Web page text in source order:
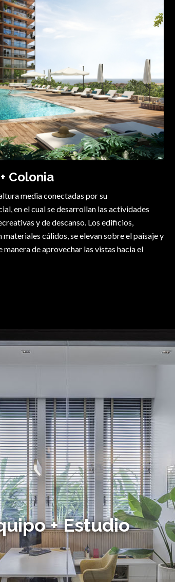
Colonia
media conectadas por su
en el cual se desarrollan las actividades
y de descanso. Los edificios,
materiales cálidos, se elevan sobre el paisaje y
manera de aprovechar las vistas hacia el
+ Estudio